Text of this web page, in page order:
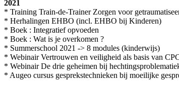
2021
* Training Train-de-Trainer Zorgen voor
* Herhalingen EHBO (incl. EHBO bij Kinderen)
* Boek : Integratief opvoeden
* Boek : Wat is je overkomen ?
* Summerschool 2021 -> 8 modules (kinderwijs)
* Webinair Vertrouwen en veiligheid als basis van
* Webinair De drie geheimen bij
* Augeo cursus gesprekstechnieken bij moeilijke